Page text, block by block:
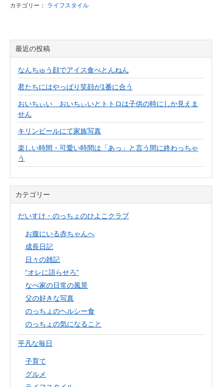
カテゴリー： ライフスタイル
最近の投稿
なんちゅう顔でアイス食べとんねん
君たちにはやっぱり笑顔が1番に合う
おいちぃい おいちぃいとトトロは子供の時にしか見えま
せん
キリンビールにて家族写真
楽しい時間・可愛い時間は「あっ」と言う間に終わっちゃ
う
カテゴリー
だいすけ・のっちょのひよこクラブ
お腹にいる赤ちゃんへ
成長日記
日々の雑記
“オレに語らせろ”
なべ家の日常の風景
父の好きな写真
のっちょのヘルシー食
のっちょの気になること
平凡な毎日
子育て
グルメ